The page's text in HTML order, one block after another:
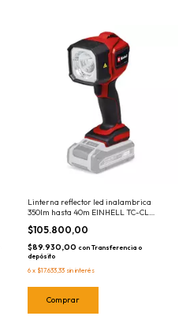
Linterna reflector led inalambrica
350lm hasta 40m EINHELL TC-CL
18/350 4514175 SIN
BATERIA/CARGADOR
$105.800,00
$89.930,00 con Transferencia o
depósito
6 x $17.633,33 sin interés